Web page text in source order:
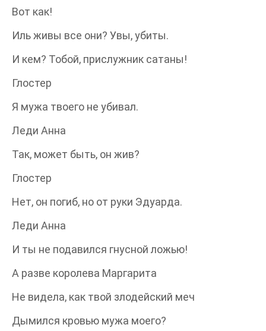
Вот как!
Иль живы все они? Увы, убиты.
И кем? Тобой, прислужник сатаны!
Глостер
Я мужа твоего не убивал.
Леди Анна
Так, может быть, он жив?
Глостер
Нет, он погиб, но от руки Эдуарда.
Леди Анна
И ты не подавился гнусной ложью!
А разве королева Маргарита
Не видела, как твой злодейский меч
Дымился кровью мужа моего?